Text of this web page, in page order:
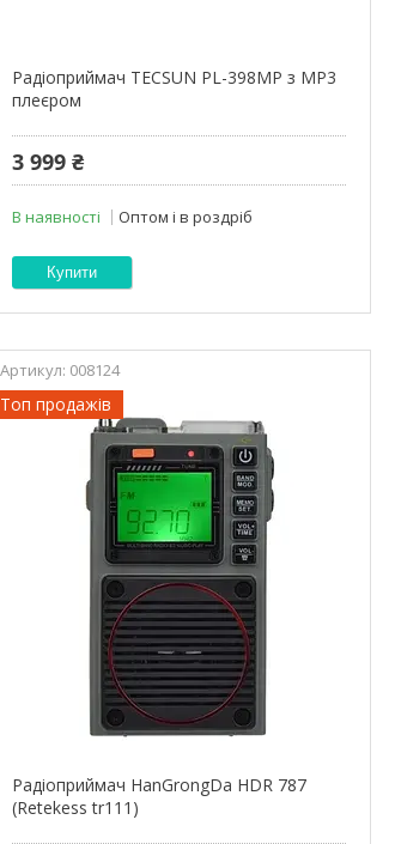
Радіоприймач TECSUN PL-398MP з MP3
плеєром
3 999 ₴
В наявності Оптом і в роздріб
Купити
008124
Топ продажів
Радіоприймач HanGrongDa HDR 787
(Retekess tr111)